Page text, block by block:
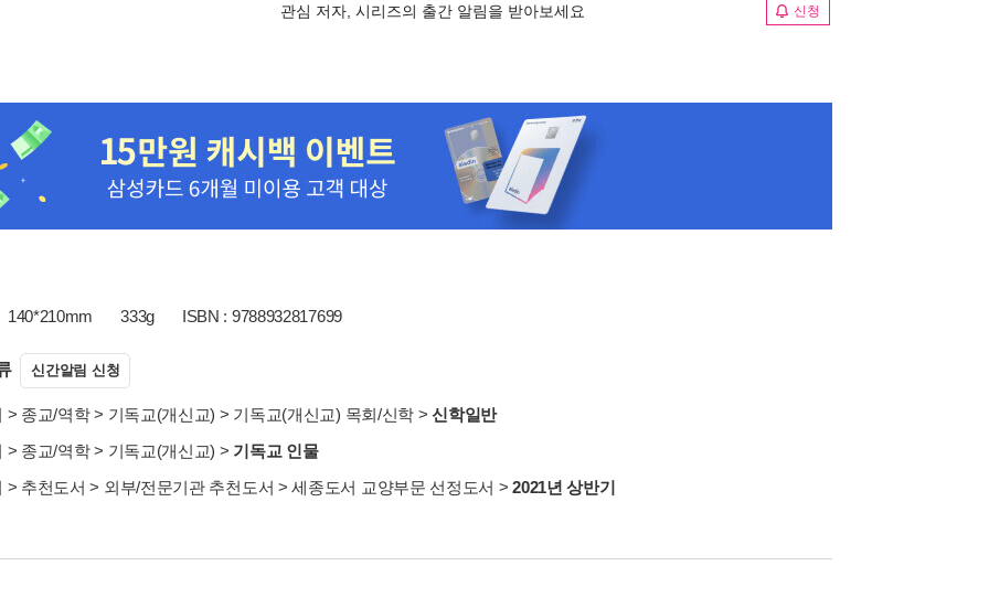
관심 저자, 시리즈의 출간 알림을 받아보세요 신청
140*210mm 333g ISBN : 9788932817699
신간알림 신청
> 종교/역학> 기독교(개신교) > 기독교(개신교) 목회/신학 >신학일반
> 종교/역학> 기독교(개신교) > 기독교 인물
> 추천도서 > 외부/전문기관 추천도서 >세종도서 교양부문 선정도서 >2021년 상반기